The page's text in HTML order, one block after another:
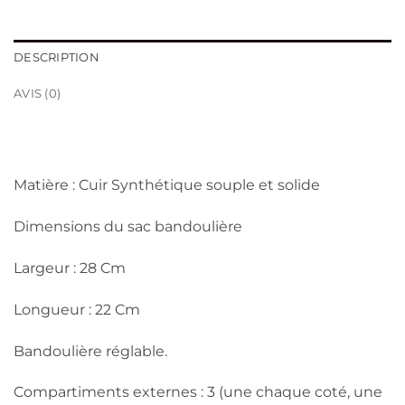
DESCRIPTION
AVIS (0)
Matière : Cuir Synthétique souple et solide
Dimensions du sac bandoulière
Largeur : 28 Cm
Longueur : 22 Cm
Bandoulière réglable.
Compartiments externes : 3 (une chaque coté, une